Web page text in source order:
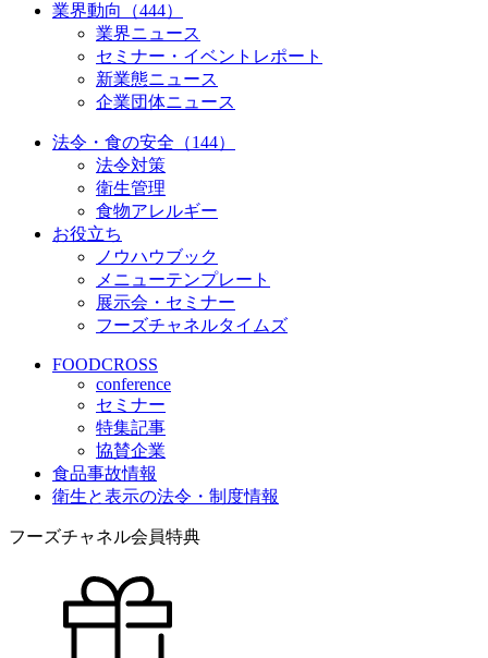
業界動向（444）
業界ニュース
セミナー・イベントレポート
新業態ニュース
企業団体ニュース
法令・食の安全（144）
法令対策
衛生管理
食物アレルギー
お役立ち
ノウハウブック
メニューテンプレート
展示会・セミナー
フーズチャネルタイムズ
FOODCROSS
conference
セミナー
特集記事
協賛企業
食品事故情報
衛生と表示の法令・制度情報
フーズチャネル会員特典